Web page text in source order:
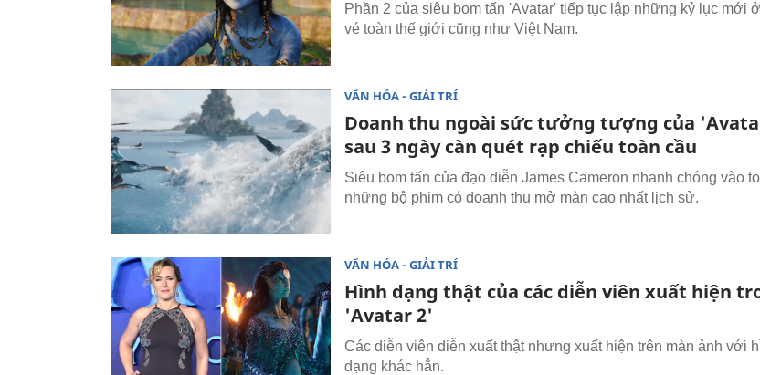
Phần 2 của siêu bom tấn 'Avatar' tiếp tục lập những kỷ lục mới
vé toàn thế giới cũng như Việt Nam.
VĂN HÓA - GIẢI TRÍ
Doanh thu ngoài sức tưởng tượng của
sau 3 ngày càn quét rạp chiếu toàn cầu
Siêu bom tấn của đạo diễn James Cameron nhanh chóng vào
những bộ phim có doanh thu mở màn cao nhất lịch sử.
VĂN HÓA - GIẢI TRÍ
Hình dạng thật của các diễn viên xuất hiện
'Avatar 2'
Các diễn viên diễn xuất thật nhưng xuất hiện trên màn ảnh với
dạng khác hẳn.